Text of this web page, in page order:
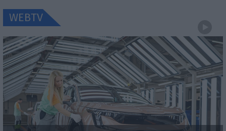
WEBTV